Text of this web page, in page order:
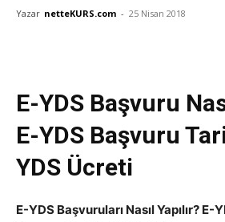
Yazar netteKURS.com - 25 Nisan 2018
E-YDS Başvuru
E-YDS Başvuru
YDS Ücreti
E-YDS Başvuruları Nasıl Yapılır?